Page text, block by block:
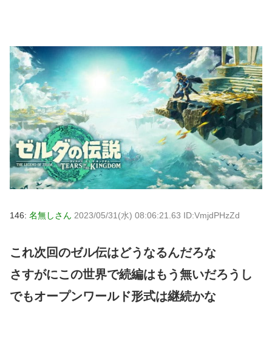
146: 名無しさん 2023/05/31(水) 08:06:21.63 ID:VmjdPHzZd
これ次回のゼル伝はどうなるんだろな
さすがにこの世界で続編はもう無いだろうし
でもオープンワールド形式は継続かな